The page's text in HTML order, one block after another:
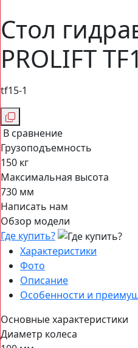
Стол
PROLIFT
tf15-1
В сравнение
Грузоподъемность
150 кг
Максимальная высота
730 мм
Написать нам
Обзор модели
Где купить?
Характеристики
Фото
Описание
Особенности и
Основные характеристики
Диаметр колеса